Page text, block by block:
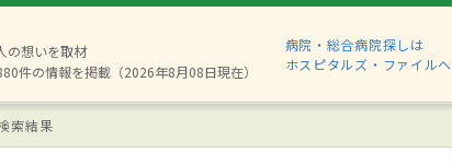
の想いを取材
件の情報を掲載（2026年8月08日現在）
病院・総合病院探しは
ホスピタルズ・ファイルへ
索結果